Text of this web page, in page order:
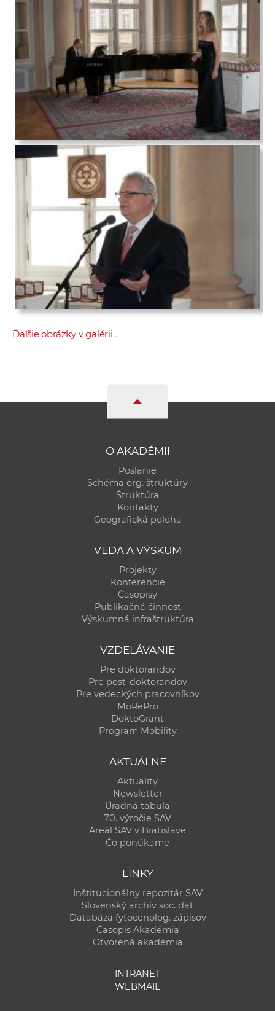
Ďalšie obrázky v galérii...
O AKADÉMII
Poslanie
Schéma org. štruktúry
Štruktúra
Kontakty
Geografická poloha
VEDA A VÝSKUM
Projekty
Konferencie
Časopisy
Publikačná činnosť
Výskumná infraštruktúra
VZDELÁVANIE
Pre doktorandov
Pre post-doktorandov
Pre vedeckých pracovníkov
MoRePro
DoktoGrant
Program Mobility
AKTUÁLNE
Aktuality
Newsletter
Úradná tabuľa
70. výročie SAV
Areál SAV v Bratislave
Čo ponúkame
LINKY
Inštitucionálny repozitár SAV
Slovenský archív soc. dát
Databáza fytocenolog. zápisov
Časopis Akadémia
Otvorená akadémia
INTRANET
WEBMAIL